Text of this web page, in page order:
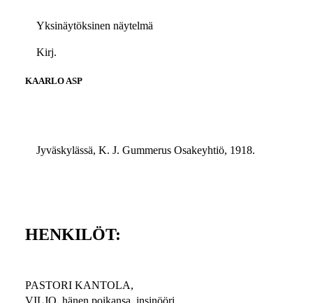
Yksinäytöksinen näytelmä
Kirj.
KAARLO ASP
Jyväskylässä, K. J. Gummerus Osakeyhtiö, 1918.
HENKILÖT:
PASTORI KANTOLA,